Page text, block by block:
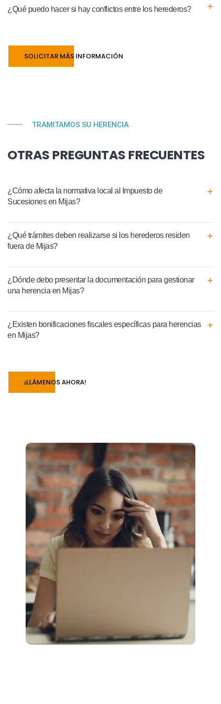
¿Qué puedo hacer si hay conflictos entre los herederos?
SOLICITAR MÁS INFORMACIÓN
TRAMITAMOS SU HERENCIA
OTRAS PREGUNTAS FRECUENTES
¿Cómo afecta la normativa local al Impuesto de
Sucesiones en Mijas?
¿Qué trámites deben realizarse si los herederos residen
fuera de Mijas?
¿Dónde debo presentar la documentación para gestionar
una herencia en Mijas?
¿Existen bonificaciones fiscales específicas para herencias
en Mijas?
¡LLÁMENOS AHORA!